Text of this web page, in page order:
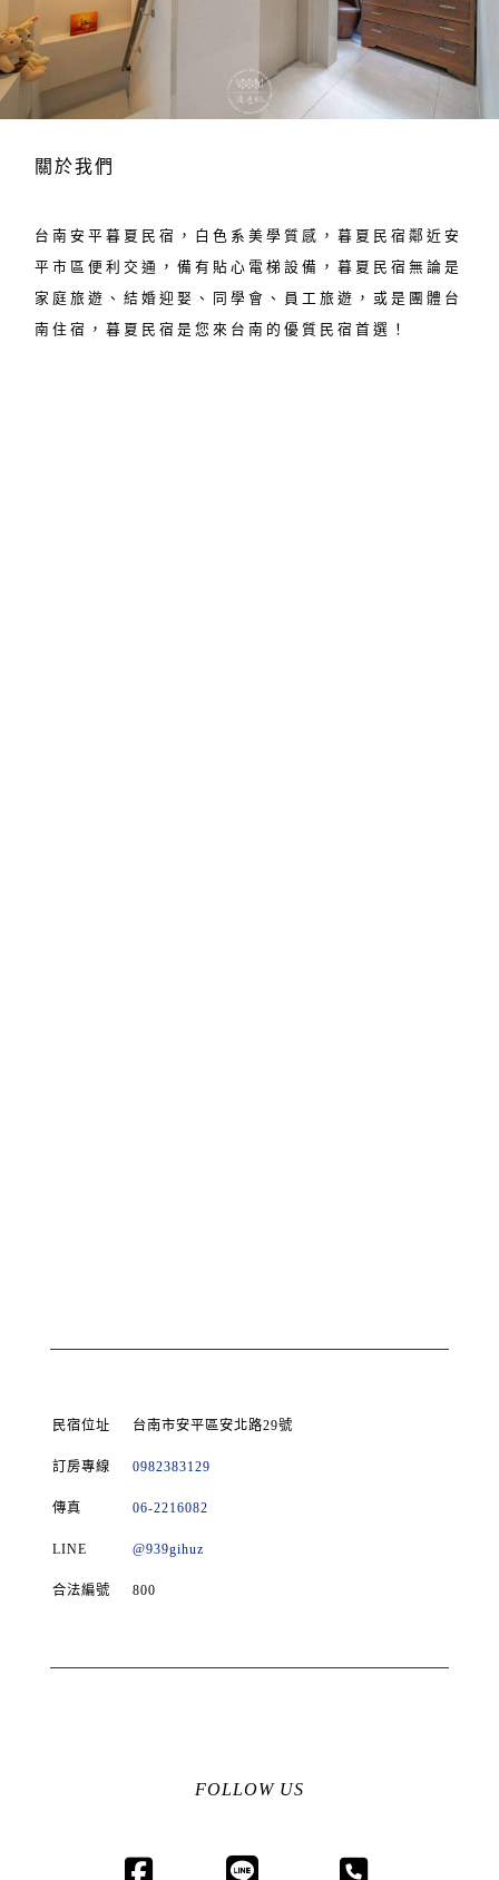
關於我們
台南安平暮夏民宿，白色系美學質感，暮夏民宿鄰近安
平市區便利交通，備有貼心電梯設備，暮夏民宿無論是
家庭旅遊、結婚迎娶、同學會、員工旅遊，或是團體台
南住宿，暮夏民宿是您來台南的優質民宿首選！
民宿位址 台南市安平區安北路29號
訂房專線 0982383129
傳真 06-2216082
LINE @939gihuz
合法編號 800
FOLLOW US